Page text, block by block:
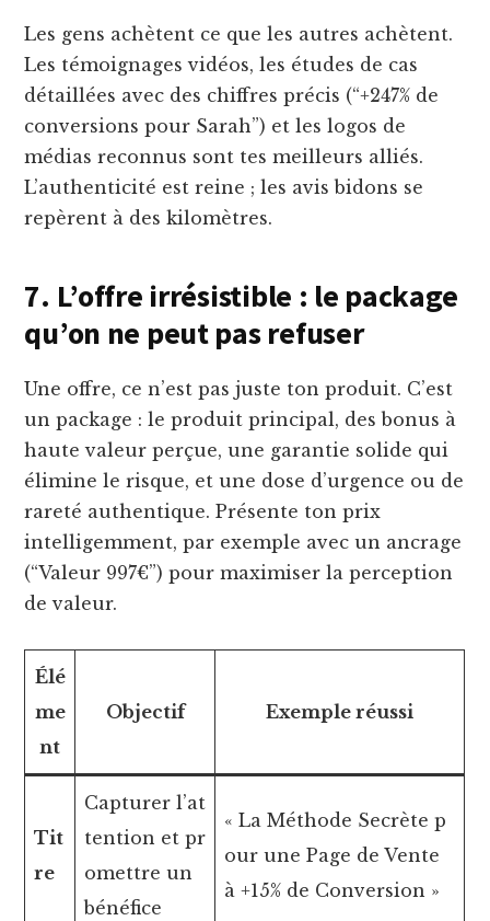
Les gens achètent ce que les autres achètent.
Les témoignages vidéos, les études de cas
détaillées avec des chiffres précis (“+247% de
conversions pour Sarah”) et les logos de
médias reconnus sont tes meilleurs alliés.
L’authenticité est reine ; les avis bidons se
repèrent à des kilomètres.
7. L’offre irrésistible : le package
qu’on ne peut pas refuser
Une offre, ce n’est pas juste ton produit. C’est
un package : le produit principal, des bonus à
haute valeur perçue, une garantie solide qui
élimine le risque, et une dose d’urgence ou de
rareté authentique. Présente ton prix
intelligemment, par exemple avec un ancrage
(“Valeur 997€”) pour maximiser la perception
de valeur.
Élé
me
nt
Objectif Exemple réussi
Tit
re
Capturer l’at
tention et pr
omettre un
bénéfice
« La Méthode Secrète p
our une Page de Vente
à +15% de Conversion »